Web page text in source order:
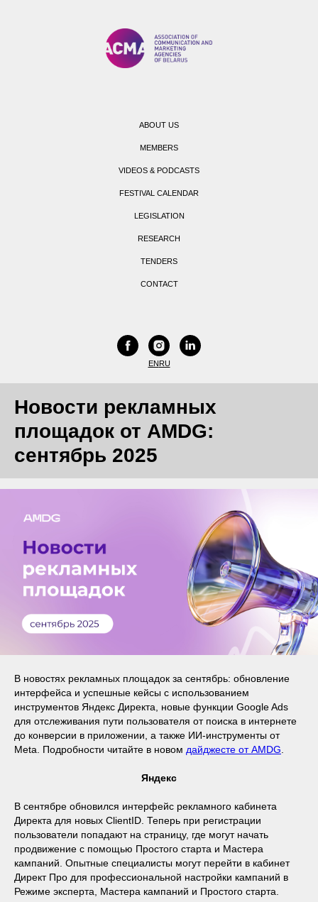
ABOUT US
MEMBERS
VIDEOS & PODCASTS
FESTIVAL CALENDAR
LEGISLATION
RESEARCH
TENDERS
CONTACT
ENRU
Новости рекламных
площадок от AMDG:
сентябрь 2025
В новостях рекламных площадок за сентябрь: обновление
интерфейса и успешные кейсы с использованием
инструментов Яндекс Директа, новые функции Google Ads
для отслеживания пути пользователя от поиска в интернете
до конверсии в приложении, а также ИИ-инструменты от
Meta. Подробности читайте в новом дайджесте от AMDG
Яндекс
В сентябре обновился интерфейс рекламного кабинета
Директа для новых СlientID. Теперь при регистрации
пользователи попадают на страницу, где могут начать
продвижение с помощью Простого старта и Мастера
кампаний. Опытные специалисты могут перейти в кабинет
Директ Про для профессиональной настройки кампаний в
Режиме эксперта, Мастера кампаний и Простого старта.